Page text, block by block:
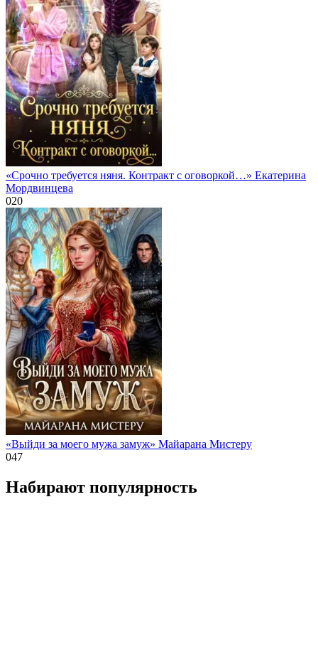
«Срочно требуется няня. Контракт с оговоркой…» Екатерина
Мордвинцева
020
«Выйди за моего мужа замуж» Майарана Мистеру
047
Набирают популярность